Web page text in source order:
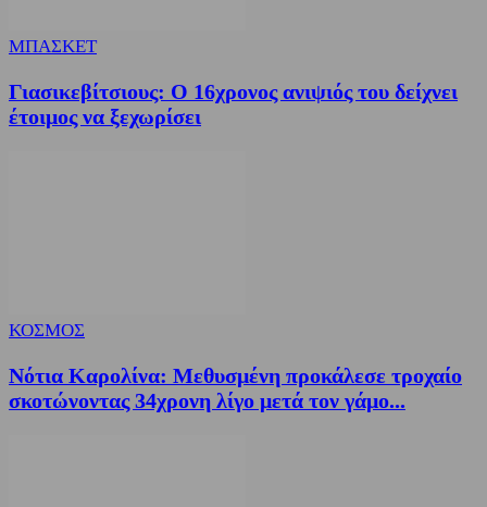
ΜΠΑΣΚΕΤ
Γιασικεβίτσιους: Ο 16χρονος ανιψιός του δείχνει
έτοιμος να ξεχωρίσει
ΚΟΣΜΟΣ
Νότια Καρολίνα: Μεθυσμένη προκάλεσε τροχαίο
σκοτώνοντας 34χρονη λίγο μετά τον γάμο...